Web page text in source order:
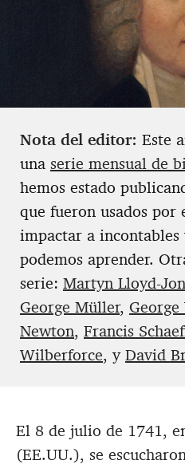
Nota del editor: Este
una serie mensual de
hemos estado
que fueron usados por
impactar a incontables
podemos aprender.
serie: Martyn Lloyd-
George Müller,
Newton, Francis
Wilberforce, yDavid
El 8 de julio de 1741,
(EE.UU.), se